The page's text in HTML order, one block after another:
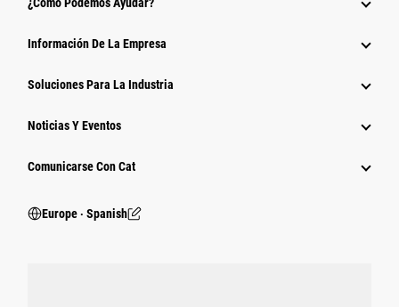
¿Cómo Podemos Ayudar?
Información De La Empresa
Soluciones Para La Industria
Noticias Y Eventos
Comunicarse Con Cat
Europe ‧ Spanish